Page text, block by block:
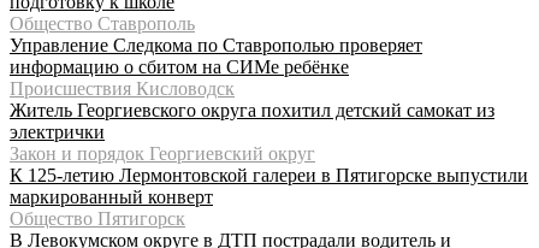
Общество Ставрополь
Управление Следкома по Ставрополью проверяет
информацию о сбитом на СИМе ребёнке
Происшествия Кисловодск
Житель Георгиевского округа похитил детский самокат из
электрички
Закон и порядок Георгиевский округ
К 125-летию Лермонтовской галереи в Пятигорске выпустили
маркированный конверт
Общество Пятигорск
В Левокумском округе в ДТП пострадали водитель и